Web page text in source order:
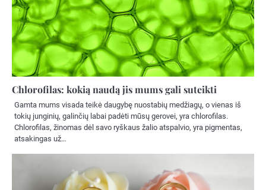
Chlorofilas: kokią naudą jis mums gali suteikti
Gamta mums visada teikė daugybę nuostabių medžiagų, o vienas iš
tokių junginių, galinčių labai padėti mūsų gerovei, yra chlorofilas.
Chlorofilas, žinomas dėl savo ryškaus žalio atspalvio, yra pigmentas,
atsakingas už…